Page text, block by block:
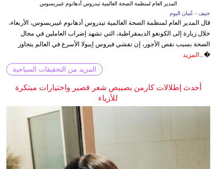
المدير العام لمنظمة الصحة العالمية تيدروس أدهانوم غيبريسوس
جنيف - عُمان اليوم
قال المدير العام لمنظمة الصحة العالمية تيدروس أدهانوم غيبريسوس، الأربعاء،
خلال زيارة إلى الكونغو الديمقراطية، التي تشهد إضراب العاملين في مجال
الصحة بسبب نقص الأجور، إن تفشي فيروس إيبولا الأسرع في العالم يتجاوز
�... المزيد
المزيد من التحقيقات السياحية
أحدث إطلالات كارمن بصيبص شعر قصير واختيارات مبتكرة
للأزياء